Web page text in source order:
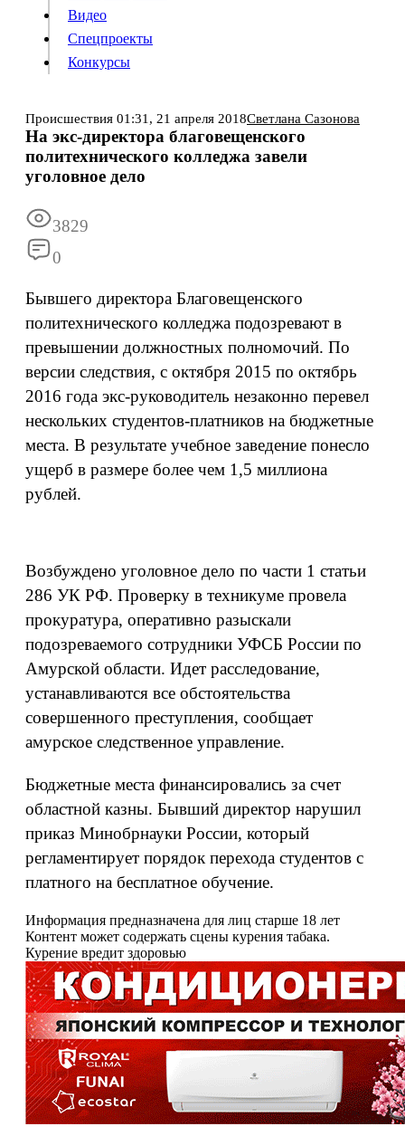
Конкурсы
Все новости
Видео
Спецпроекты
Конкурсы
Происшествия 01:31, 21 апреля 2018Светлана Сазонова
На экс-директора благовещенского
политехнического колледжа завели
уголовное дело
3829
0
Бывшего директора Благовещенского
политехнического колледжа подозревают в
превышении должностных полномочий. По
версии следствия, с октября 2015 по октябрь
2016 года экс-руководитель незаконно перевел
нескольких студентов-платников на бюджетные
места. В результате учебное заведение понесло
ущерб в размере более чем 1,5 миллиона
рублей.
Возбуждено уголовное дело по части 1 статьи
286 УК РФ. Проверку в техникуме провела
прокуратура, оперативно разыскали
подозреваемого сотрудники УФСБ России по
Амурской области. Идет расследование,
устанавливаются все обстоятельства
совершенного преступления, сообщает
амурское следственное управление.
Бюджетные места финансировались за счет
областной казны. Бывший директор нарушил
приказ Минобрнауки России, который
регламентирует порядок перехода студентов с
платного на бесплатное обучение.
Информация предназначена для лиц старше 18 лет
Контент может содержать сцены курения табака.
Курение вредит здоровью